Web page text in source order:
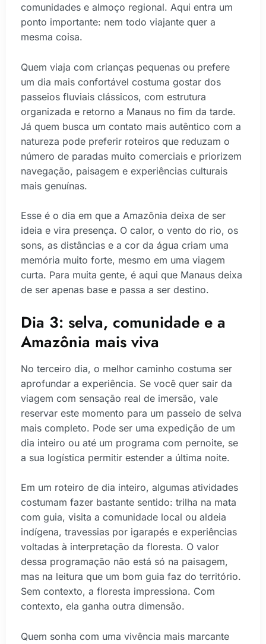
comunidades e almoço regional. Aqui entra um
ponto importante: nem todo viajante quer a
mesma coisa.
Quem viaja com crianças pequenas ou prefere
um dia mais confortável costuma gostar dos
passeios fluviais clássicos, com estrutura
organizada e retorno a Manaus no fim da tarde.
Já quem busca um contato mais autêntico com a
natureza pode preferir roteiros que reduzam o
número de paradas muito comerciais e priorizem
navegação, paisagem e experiências culturais
mais genuínas.
Esse é o dia em que a Amazônia deixa de ser
ideia e vira presença. O calor, o vento do rio, os
sons, as distâncias e a cor da água criam uma
memória muito forte, mesmo em uma viagem
curta. Para muita gente, é aqui que Manaus deixa
de ser apenas base e passa a ser destino.
Dia 3: selva, comunidade e a
Amazônia mais viva
No terceiro dia, o melhor caminho costuma ser
aprofundar a experiência. Se você quer sair da
viagem com sensação real de imersão, vale
reservar este momento para um passeio de selva
mais completo. Pode ser uma expedição de um
dia inteiro ou até um programa com pernoite, se
a sua logística permitir estender a última noite.
Em um roteiro de dia inteiro, algumas atividades
costumam fazer bastante sentido: trilha na mata
com guia, visita a comunidade local ou aldeia
indígena, travessias por igarapés e experiências
voltadas à interpretação da floresta. O valor
dessa programação não está só na paisagem,
mas na leitura que um bom guia faz do território.
Sem contexto, a floresta impressiona. Com
contexto, ela ganha outra dimensão.
Quem sonha com uma vivência mais marcante